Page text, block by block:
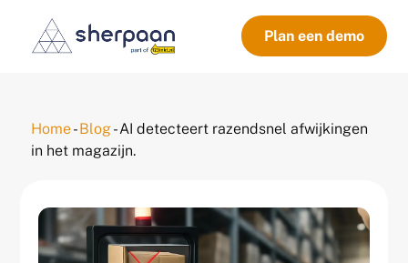
Plan een demo
Home-Blog-AI detecteert razendsnel afwijkingen
in het magazijn.